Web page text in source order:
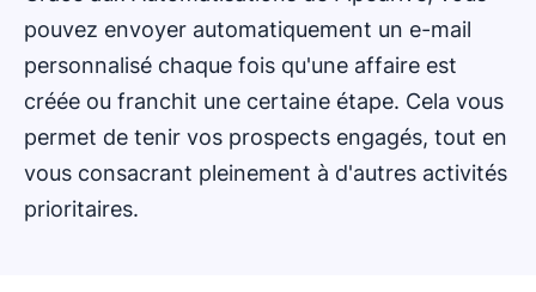
pouvez envoyer automatiquement un e-mail
personnalisé chaque fois qu'une affaire est
créée ou franchit une certaine étape. Cela vous
permet de tenir vos prospects engagés, tout en
vous consacrant pleinement à d'autres activités
prioritaires.